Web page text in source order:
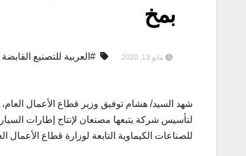
بمخ
مايو 13, 2020 #العربية للتصنيع
شهد السيد/ هشام توفيق وزير قطاع الأعمال العام،
لتأسيس شركة يتبعها مصنعان لإنتاج إطارات
للصناعات الكيماوية التابعة لوزارة قطاع الأعمال